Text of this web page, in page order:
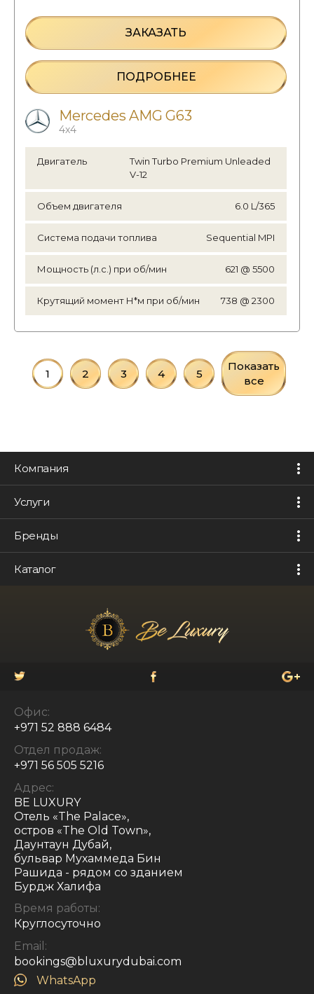
ЗАКАЗАТЬ
ПОДРОБНЕЕ
Mercedes AMG G63
4х4
Двигатель
Twin Turbo Premium Unleaded
V-12
Объем двигателя 6.0 L/365
Система подачи топлива Sequential MPI
Мощность (л.с.) при об/мин 621 @ 5500
Крутящий момент Н*м при об/мин 738 @ 2300
1 2 3 4 5
Показать
все
Компания
Услуги
Бренды
Каталог
Офис:
+971 52 888 6484
Отдел продаж:
+971 56 505 5216
Адрес:
BE LUXURY
Отель «The Palace»,
остров «The Old Town»,
Даунтаун Дубай,
бульвар Мухаммеда Бин
Рашида - рядом со зданием
Бурдж Халифа
Время работы:
Круглосуточно
Email:
bookings@bluxurydubai.com
WhatsApp